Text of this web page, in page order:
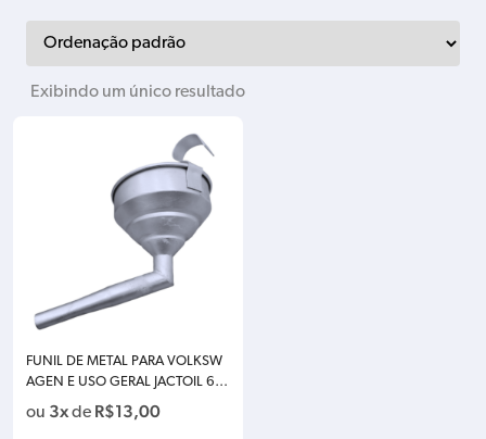
Exibindo um único resultado
FUNIL DE METAL PARA VOLKSW
AGEN E USO GERAL JACTOIL 60
ou 3xde R$13,00